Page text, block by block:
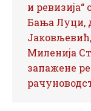
и
Бања Луци,
Миленија
запажене